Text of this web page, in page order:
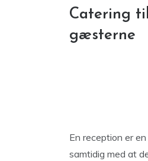
Catering
gæsterne
En reception er
samtidig med at